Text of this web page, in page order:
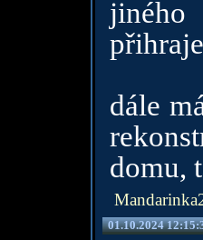
dále
domu,
01.10.2024